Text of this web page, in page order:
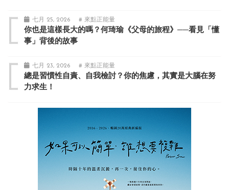
七月 25, 2026 # 來點正能量
你也是這樣長大的嗎？何琦瑜《父母的旅程》──看見「懂
事」背後的故事
七月 23, 2026 # 來點正能量
總是習慣性自責、自我檢討？你的焦慮，其實是大腦在努
力求生！